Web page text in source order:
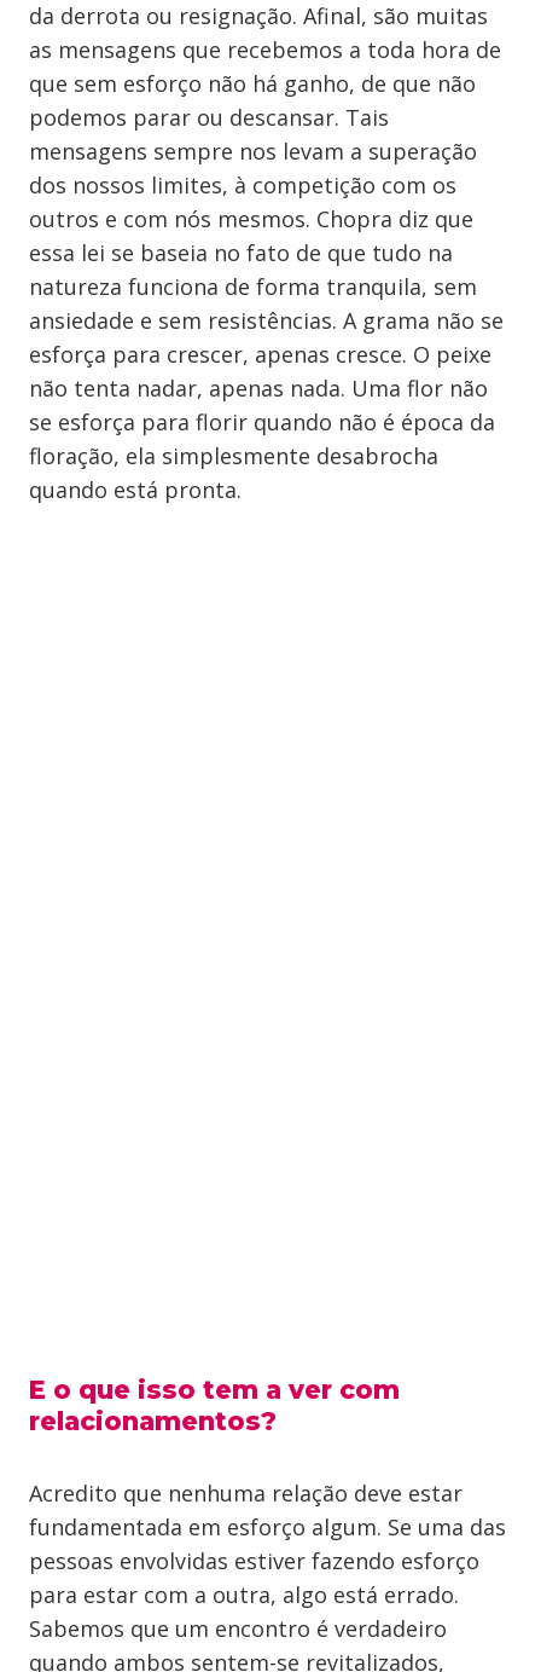
da derrota ou resignação. Afinal, são muitas
as mensagens que recebemos a toda hora de
que sem esforço não há ganho, de que não
podemos parar ou descansar. Tais
mensagens sempre nos levam a superação
dos nossos limites, à competição com os
outros e com nós mesmos. Chopra diz que
essa lei se baseia no fato de que tudo na
natureza funciona de forma tranquila, sem
ansiedade e sem resistências. A grama não se
esforça para crescer, apenas cresce. O peixe
não tenta nadar, apenas nada. Uma flor não
se esforça para florir quando não é época da
floração, ela simplesmente desabrocha
quando está pronta.
E o que isso tem a ver com
relacionamentos?
Acredito que nenhuma relação deve estar
fundamentada em esforço algum. Se uma das
pessoas envolvidas estiver fazendo esforço
para estar com a outra, algo está errado.
Sabemos que um encontro é verdadeiro
quando ambos sentem-se revitalizados,